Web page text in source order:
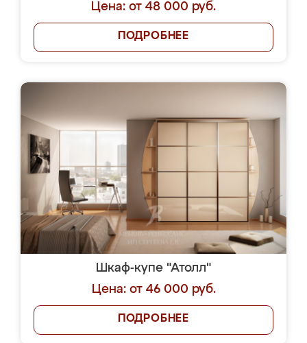
Цена: от 48 000 руб.
ПОДРОБНЕЕ
Шкаф-купе "Атолл"
Цена: от 46 000 руб.
ПОДРОБНЕЕ